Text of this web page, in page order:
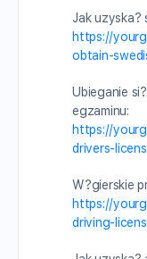
Jak uzyska?
https://
obtain-
Ubieganie
egzaminu:
https://
drivers-
W?gierskie
https://
driving-